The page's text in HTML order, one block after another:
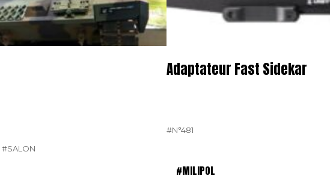
#SALON
Adaptateur Fast Sidekar
#N°481
#MILIPOL